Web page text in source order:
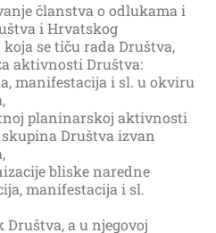
članstva o odlukama i
i Hrvatskog
se tiču rada Društva,
aktivnosti Društva:
manifestacija i sl. u okviru
planinarskoj aktivnosti
Društva izvan
bliske naredne
manifestacija i sl.
a u njegovoj